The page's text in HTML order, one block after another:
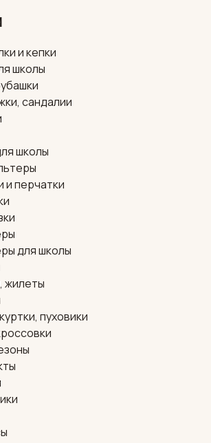
и кепки
школы
сандалии
школы
и перчатки
для школы
жилеты
пуховики